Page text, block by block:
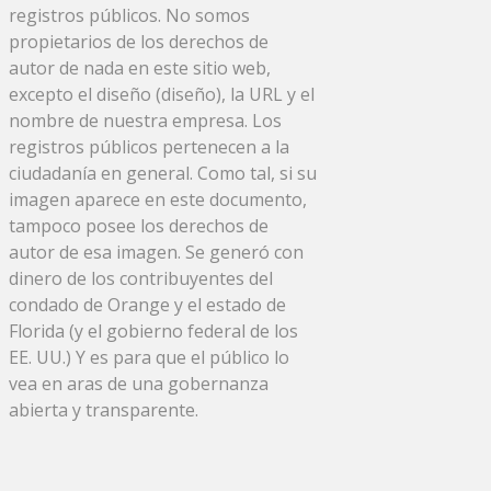
registros públicos. No somos
propietarios de los derechos de
autor de nada en este sitio web,
excepto el diseño (diseño), la URL y el
nombre de nuestra empresa. Los
registros públicos pertenecen a la
ciudadanía en general. Como tal, si su
imagen aparece en este documento,
tampoco posee los derechos de
autor de esa imagen. Se generó con
dinero de los contribuyentes del
condado de Orange y el estado de
Florida (y el gobierno federal de los
EE. UU.) Y es para que el público lo
vea en aras de una gobernanza
abierta y transparente.